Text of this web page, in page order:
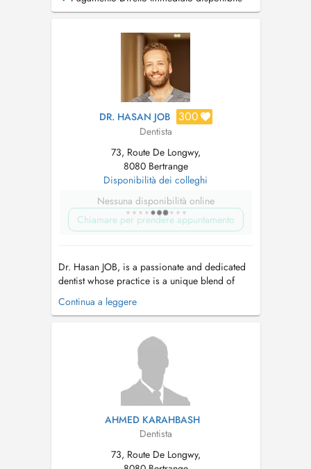
DR. HASAN JOB 300
Dentista
73, Route De Longwy,
8080 Bertrange
Disponibilità dei colleghi
Nessuna disponibilità online
Chiamare per prendere appuntamento
Dr. Hasan JOB, is a passionate and dedicated
dentist whose practice is a unique blend of
ecstatic dentistry, holistic biohealth care, and a
focus on the functional aspects of the mouth.
patients' overall well-being, Dr. JOB goes
beyond traditional dental care ...
Continua a leggere
AHMED KARAHBASH
Dentista
73, Route De Longwy,